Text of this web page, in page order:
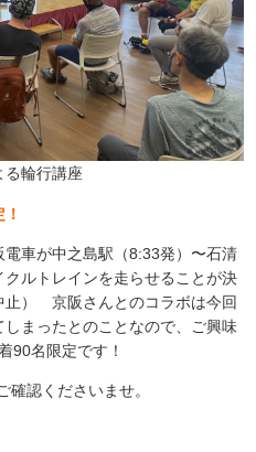
る輪行講座
車が中之島駅（8:33発）〜石清
ルトレインを走らせることが決
止） 京阪さんとのコラボは今回
まったとのことなので、ご興味
90名限定です！
確認くださいませ。